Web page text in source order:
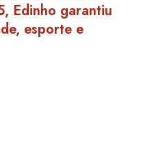
Edinho garantiu
esporte e